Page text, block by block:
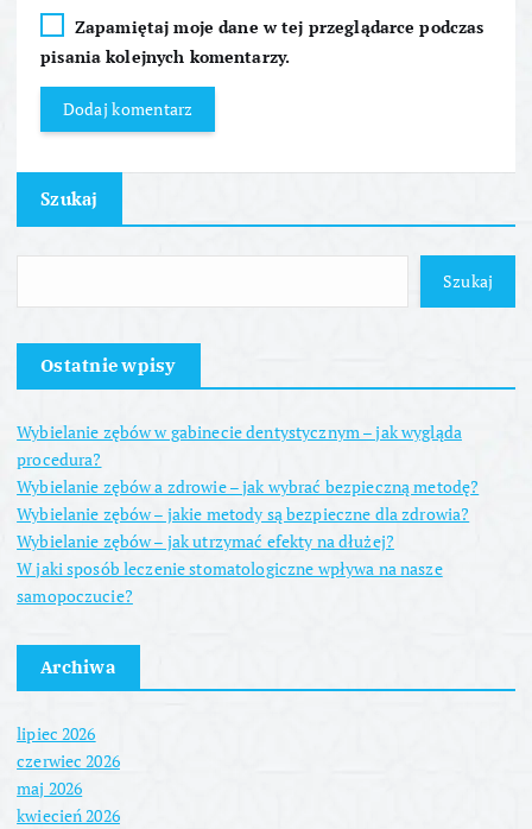
Zapamiętaj moje dane w tej przeglądarce podczas
pisania kolejnych komentarzy.
Szukaj
Szukaj
Ostatnie wpisy
Wybielanie zębów w gabinecie dentystycznym – jak wygląda
procedura?
Wybielanie zębów a zdrowie – jak wybrać bezpieczną metodę?
Wybielanie zębów – jakie metody są bezpieczne dla zdrowia?
Wybielanie zębów – jak utrzymać efekty na dłużej?
W jaki sposób leczenie stomatologiczne wpływa na nasze
samopoczucie?
Archiwa
lipiec 2026
czerwiec 2026
maj 2026
kwiecień 2026